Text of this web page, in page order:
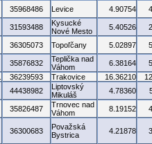
35968486 Levice 4.90754
31593488
Kysucké
Nové Mesto
5.40526
36305073 Topoľčany 5.02897
35876832
Teplička nad
Váhom
6.38164
36239593 Trakovice 16.36210
44438982
Liptovský
Mikuláš
4.78360
35826487
Trnovec nad
Váhom
8.19152
36300683
Považská
Bystrica
4.21878